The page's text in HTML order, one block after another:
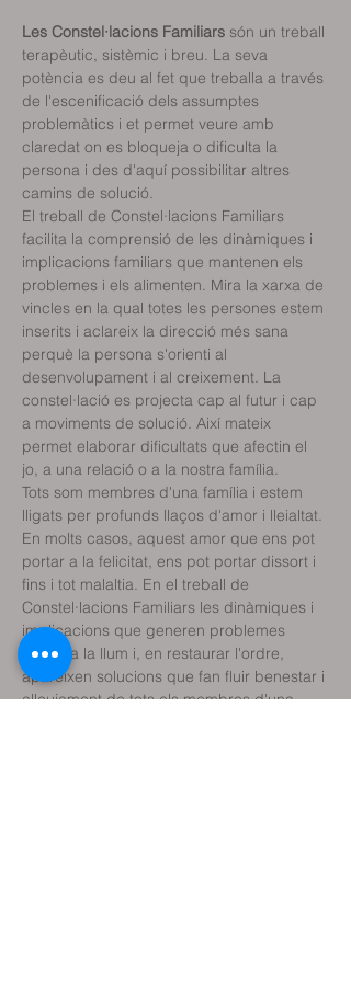
Les Constel·lacions Familiars són un treball
terapèutic, sistèmic i breu. La seva
potència es deu al fet que treballa a través
de l'escenificació dels assumptes
problemàtics i et permet veure amb
claredat on es bloqueja o dificulta la
persona i des d'aquí possibilitar altres
camins de solució.
El treball de Constel·lacions Familiars
facilita la comprensió de les dinàmiques i
implicacions familiars que mantenen els
problemes i els alimenten. Mira la xarxa de
vincles en la qual totes les persones estem
inserits i aclareix la direcció més sana
perquè la persona s'orienti al
desenvolupament i al creixement. La
constel·lació es projecta cap al futur i cap
a moviments de solució. Així mateix
permet elaborar dificultats que afectin el
jo, a una relació o a la nostra família.
Tots som membres d'una família i estem
lligats per profunds llaços d'amor i lleialtat.
En molts casos, aquest amor que ens pot
portar a la felicitat, ens pot portar dissort i
fins i tot malaltia. En el treball de
Constel·lacions Familiars les dinàmiques i
implicacions que generen problemes
surten a la llum i, en restaurar l'ordre,
apareixen solucions que fan fluir benestar i
alleujament de tots els membres d'una